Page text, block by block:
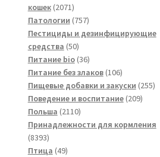
кошек 20712071
товар
Патологии 757757
товаров
Пестициды и дезинфицирующие
средства 5050
товаров
Питание bio 3636
товаров
Питание без злаков 106106
товаров
Пищевые добавки и закуски 255255
Поведение и воспитание 209209
Польша 21102110
товаров
Принадлежности для кормления
83938393
товара
Птица 4949